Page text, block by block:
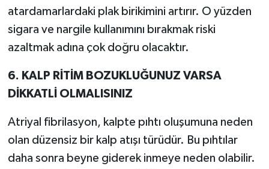
atardamarlardaki plak birikimini artırır. O yüzden
sigara ve nargile kullanımını bırakmak riski
azaltmak adına çok doğru olacaktır.
6. KALP RİTİM BOZUKLUĞUNUZ VARSA
DİKKATLİ OLMALISINIZ
Atriyal fibrilasyon, kalpte pıhtı oluşumuna neden
olan düzensiz bir kalp atışı türüdür. Bu pıhtılar
daha sonra beyne giderek inmeye neden olabilir.